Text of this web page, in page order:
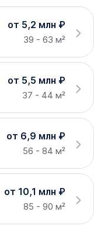
от 5,2 млн ₽
39 - 63 м²
от 5,5 млн ₽
37 - 44 м²
от 6,9 млн ₽
56 - 84 м²
от 10,1 млн ₽
85 - 90 м²